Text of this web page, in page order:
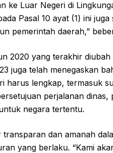
ke Luar Negeri di
Pasal 10 ayat (1) ini juga
pemerintah daerah,”
2020 yang terakhir diubah
juga telah menegaskan
harus lengkap, termasuk
perjalanan dinas,
negara tertentu.
dan amanah
yang berlaku. “Kami